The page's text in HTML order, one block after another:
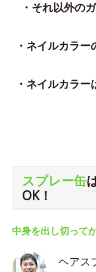
・それ以外の
・ネイルカラ
・ネイルカラ
スプレー缶
OK！
中身を出し切って
ヘアス